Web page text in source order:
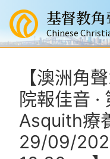
要
基督教
Chinese
【澳洲角
院報佳音 ·
Asquith療
29/09/